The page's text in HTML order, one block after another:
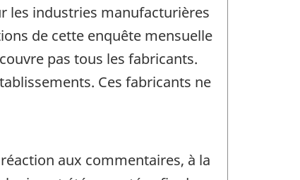
les industries manufacturières
de cette enquête mensuelle
pas tous les fabricants.
Ces fabricants ne
aux commentaires, à la